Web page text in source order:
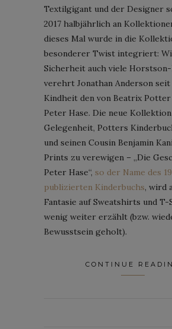
Textilgigant und der Designer
2017 halbjährlich an
dieses Mal wurde in die
besonderer Twist integriert:
Sicherheit auch viele
verehrt Jonathan Anderson
Kindheit den von Beatrix
Peter Hase. Die neue
Gelegenheit, Potters
und seinen Cousin Benjamin
Prints zu verewigen – „Die
Peter Hase“, so der Name des
publizierten Kinderbuchs, wird
Fantasie auf Sweatshirts und
wenig weiter erzählt (bzw.
Bewusstsein geholt).
CONTINUE